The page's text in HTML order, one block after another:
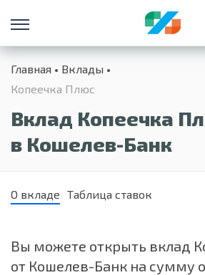
Главная
Вклады
Копеечка Плюс
Вклад Копеечка
в Кошелев-Банк
О вкладе Таблица ставок
Вы можете открыть вклад
от Кошелев-Банк на сумму